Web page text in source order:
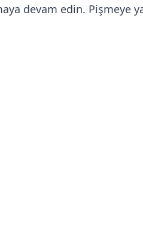
devam edin. Pişmeye